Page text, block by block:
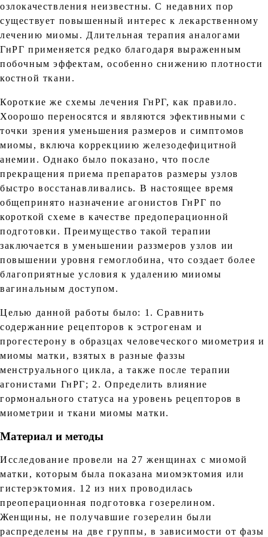
озлокачествления неизвестны. С недавних пор
существует повышенный интерес к лекарственному
лечению миомы. Длительная терапия аналогами
ГнРГ применяется редко благодаря выраженным
побочным эффектам, особенно снижению плотности
костной ткани.
Короткие же схемы лечения ГнРГ, как правило.
Хоорошо переносятся и являются эфективными с
точки зрения уменьшения размеров и симптомов
миомы, включа коррекциию железодефицитной
анемии. Однако было показано, что после
прекращения приема препаратов размеры узлов
быстро восстанавливались. В настоящее время
общепринято назначение агонистов ГнРГ по
короткой схеме в качестве предоперационной
подготовки. Преимущество такой терапии
заключается в уменьшении раззмеров узлов ии
повышении уровня гемоглобина, что создает более
благоприятные условия к удалению мииомы
вагинальным доступом.
Целью данной работы было: 1. Сравнить
содержанние рецепторов к эстрогенам и
прогестерону в образцах человеческого миометрия и
миомы матки, взятых в разные фаззы
менструального цикла, а также после терапии
агонистами ГнРГ; 2. Определить влияние
гормонального статуса на уровень рецепторов в
миометрии и ткани миомы матки.
Материал и методы
Исследование провели на 27 женщинах с миомой
матки, которым была показана миомэктомия или
гистерэктомия. 12 из них проводилась
преоперационная подготовка гозерелином.
Женщины, не получавшие гозерелин были
распределены на две группы, в зависимости от фазы